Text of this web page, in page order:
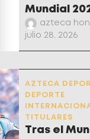
Mundial
azteca
julio 28, 2026
AZTECA
DEPORTE
TITULARES
Tras el